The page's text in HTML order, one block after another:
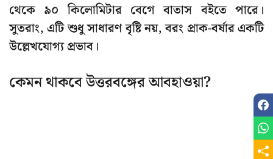
থেকে ৯০ কিলোমিটার বেগে বাতাস বইতে পারে।
সুতরাং, এটি শুধু সাধারণ বৃষ্টি নয়, বরং প্রাক-বর্ষার একটি
উল্লেখযোগ্য প্রভাব।
কেমন থাকবে উত্তরবঙ্গের আবহাওয়া?